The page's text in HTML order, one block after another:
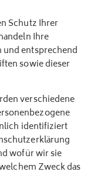
Schutz Ihrer
Ihre
und entsprechend
sowie dieser
verschiedene
identifiziert
wofür wir sie
Zweck das